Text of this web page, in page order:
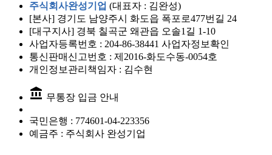
주식회사완성기업 (대표자 : 김완성)
[본사] 경기도 남양주시 화도읍 폭포로477번길 24
[대구지사] 경북 칠곡군 왜관읍 오솔1길 1-10
사업자등록번호 : 204-86-38441 사업자정보확인
통신판매신고번호 : 제2016-화도수동-0054호
개인정보관리책임자 : 김수현
account_balance 무통장 입금 안내
국민은행 : 774601-04-223356
예금주 : 주식회사 완성기업